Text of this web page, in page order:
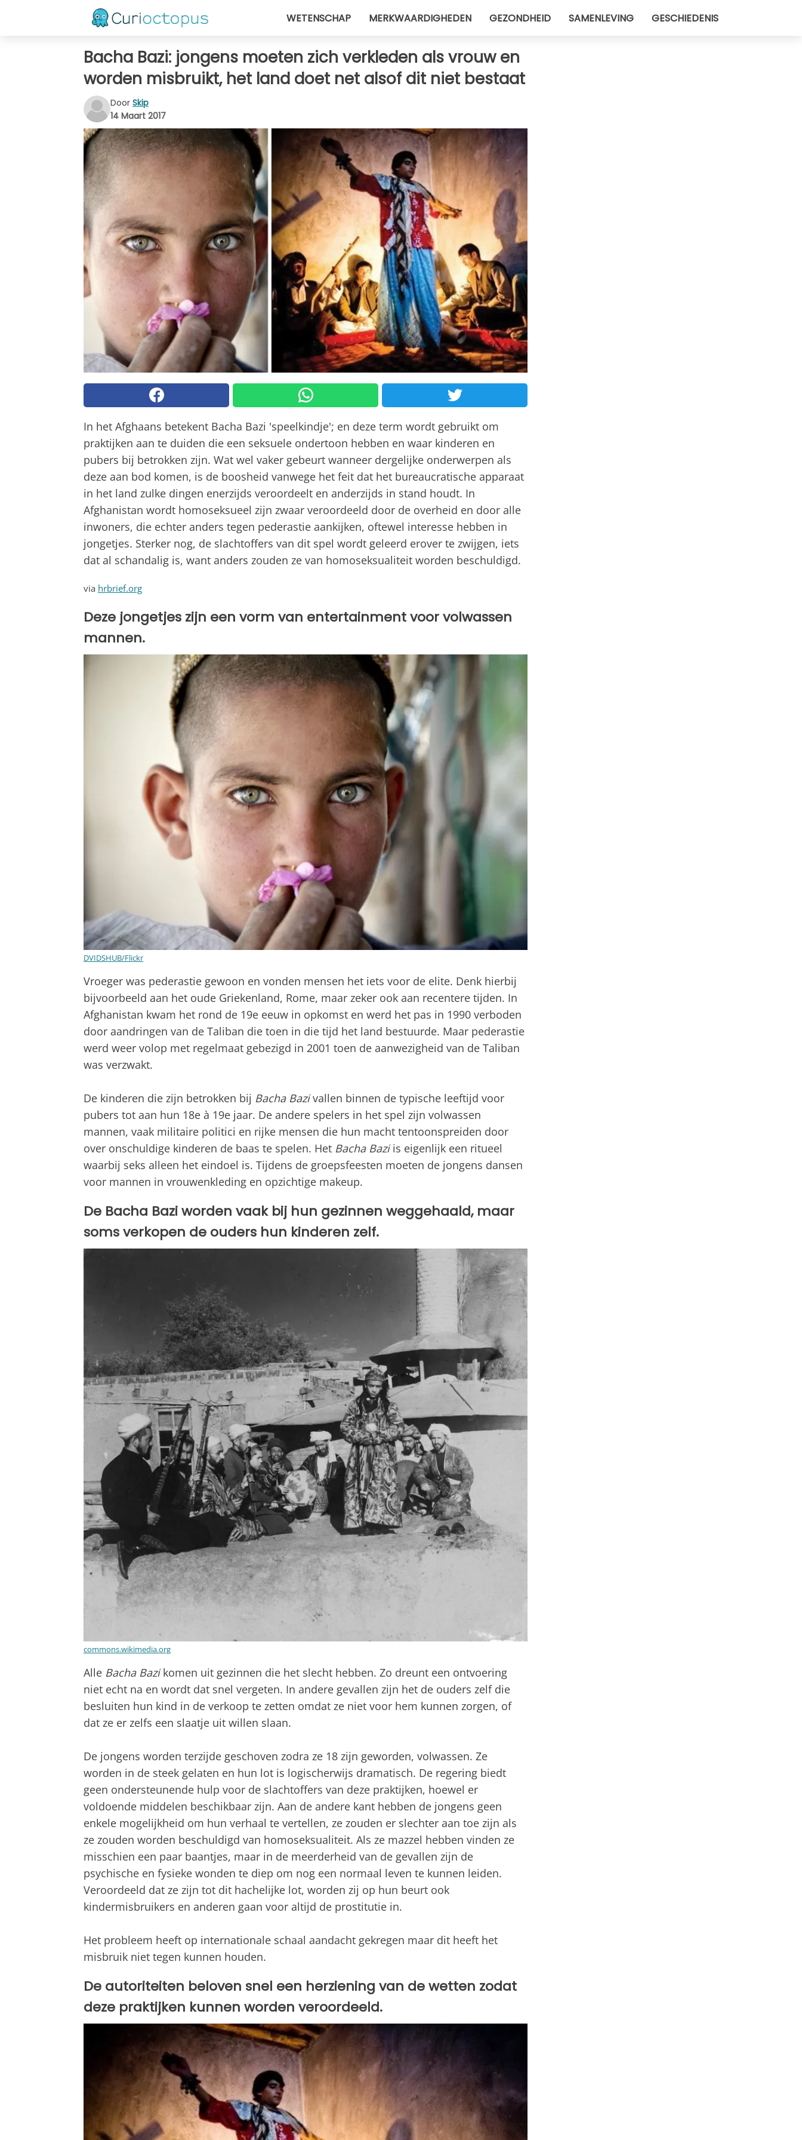
WETENSCHAP MERKWAARDIGHEDEN GEZONDHEID SAMENLEVING GESCHIEDENIS
Bacha Bazi: jongens moeten zich verkleden als vrouw en
worden misbruikt, het land doet net alsof dit niet bestaat
Door Skip
14 Maart 2017
In het Afghaans betekent Bacha Bazi 'speelkindje'; en deze term wordt gebruikt om
praktijken aan te duiden die een seksuele ondertoon hebben en waar kinderen en
pubers bij betrokken zijn. Wat wel vaker gebeurt wanneer dergelijke onderwerpen als
deze aan bod komen, is de boosheid vanwege het feit dat het bureaucratische apparaat
in het land zulke dingen enerzijds veroordeelt en anderzijds in stand houdt. In
Afghanistan wordt homoseksueel zijn zwaar veroordeeld door de overheid en door alle
inwoners, die echter anders tegen pederastie aankijken, oftewel interesse hebben in
jongetjes. Sterker nog, de slachtoffers van dit spel wordt geleerd erover te zwijgen, iets
dat al schandalig is, want anders zouden ze van homoseksualiteit worden beschuldigd.
via hrbrief.org
Deze jongetjes zijn een vorm van entertainment voor volwassen
mannen.
DVIDSHUB/Flickr
Vroeger was pederastie gewoon en vonden mensen het iets voor de elite. Denk hierbij
bijvoorbeeld aan het oude Griekenland, Rome, maar zeker ook aan recentere tijden. In
Afghanistan kwam het rond de 19e eeuw in opkomst en werd het pas in 1990 verboden
door aandringen van de Taliban die toen in die tijd het land bestuurde. Maar pederastie
werd weer volop met regelmaat gebezigd in 2001 toen de aanwezigheid van de Taliban
was verzwakt.
De kinderen die zijn betrokken bij Bacha Bazivallen binnen de typische leeftijd voor
pubers tot aan hun 18e à 19e jaar. De andere spelers in het spel zijn volwassen
mannen, vaak militaire politici en rijke mensen die hun macht tentoonspreiden door
over onschuldige kinderen de baas te spelen. Het Bacha Baziis eigenlijk een ritueel
waarbij seks alleen het eindoel is. Tijdens de groepsfeesten moeten de jongens dansen
voor mannen in vrouwenkleding en opzichtige makeup.
De Bacha Bazi worden vaak bij hun gezinnen weggehaald, maar
soms verkopen de ouders hun kinderen zelf.
commons.wikimedia.org
Alle Bacha Bazikomen uit gezinnen die het slecht hebben. Zo dreunt een ontvoering
niet echt na en wordt dat snel vergeten. In andere gevallen zijn het de ouders zelf die
besluiten hun kind in de verkoop te zetten omdat ze niet voor hem kunnen zorgen, of
dat ze er zelfs een slaatje uit willen slaan.
De jongens worden terzijde geschoven zodra ze 18 zijn geworden, volwassen. Ze
worden in de steek gelaten en hun lot is logischerwijs dramatisch. De regering biedt
geen ondersteunende hulp voor de slachtoffers van deze praktijken, hoewel er
voldoende middelen beschikbaar zijn. Aan de andere kant hebben de jongens geen
enkele mogelijkheid om hun verhaal te vertellen, ze zouden er slechter aan toe zijn als
ze zouden worden beschuldigd van homoseksualiteit. Als ze mazzel hebben vinden ze
misschien een paar baantjes, maar in de meerderheid van de gevallen zijn de
psychische en fysieke wonden te diep om nog een normaal leven te kunnen leiden.
Veroordeeld dat ze zijn tot dit hachelijke lot, worden zij op hun beurt ook
kindermisbruikers en anderen gaan voor altijd de prostitutie in.
Het probleem heeft op internationale schaal aandacht gekregen maar dit heeft het
misbruik niet tegen kunnen houden.
De autoriteiten beloven snel een herziening van de wetten zodat
deze praktijken kunnen worden veroordeeld.